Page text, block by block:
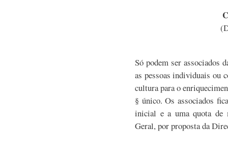
Só podem ser associados
as pessoas individuais ou
cultura para o
§ único. Os associados
inicial e a uma quota de
Geral, por proposta da